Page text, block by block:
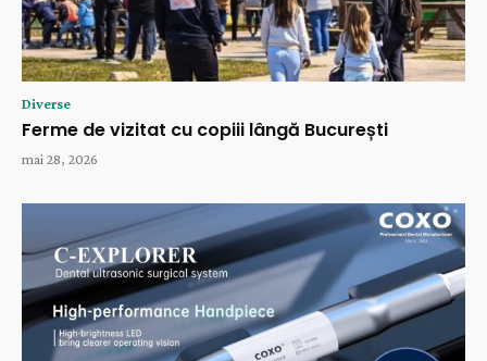
Diverse
Ferme de vizitat cu copiii lângă București
mai 28, 2026